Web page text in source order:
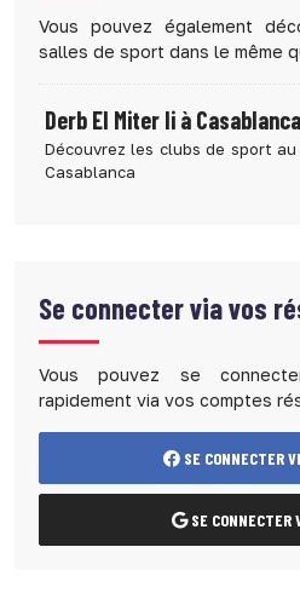
Vous pouvez également
salles de sport dans le même
Derb El Miter Ii à Casablanca
Découvrez les clubs de sport
Casablanca
Se connecter via vos
Vous pouvez se
rapidement via vos comptes
SE CONNECTER
SE CONNECTER